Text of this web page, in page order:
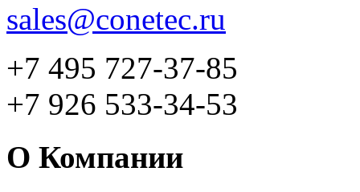
sales@conetec.ru
+7 495 727-37-85
+7 926 533-34-53
О Компании